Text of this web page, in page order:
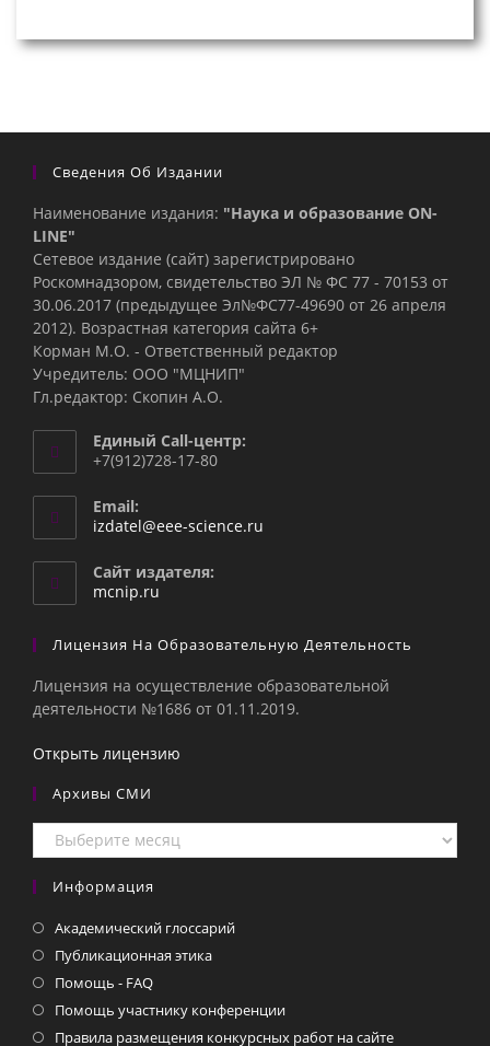
Сведения Об Издании
Наименование издания: "Наука и образование ON-
LINE"
Сетевое издание (сайт) зарегистрировано
Роскомнадзором, свидетельство ЭЛ № ФС 77 - 70153 от
30.06.2017 (предыдущее Эл№ФC77-49690 от 26 апреля
2012). Возрастная категория сайта 6+
Корман М.О. - Ответственный редактор
Учредитель: ООО "МЦНИП"
Гл.редактор: Скопин А.О.
Единый Call-центр:
+7(912)728-17-80
Email:
izdatel@eee-science.ru
Сайт издателя:
mcnip.ru
Лицензия На Образовательную Деятельность
Лицензия на осуществление образовательной
деятельности №1686 от 01.11.2019.
Открыть лицензию
Архивы СМИ
Архивы
СМИ
Информация
Академический глоссарий
Публикационная этика
Помощь - FAQ
Помощь участнику конференции
Правила размещения конкурсных работ на сайте